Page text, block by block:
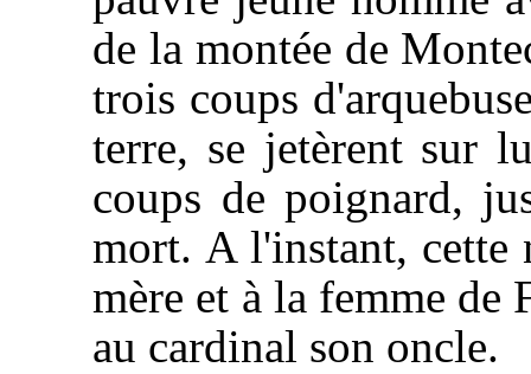
de la montée de
trois coups
terre, se jetèrent sur
coups de poignard,
mort. A l'instant, cette
mère et à la femme
au cardinal son oncle.